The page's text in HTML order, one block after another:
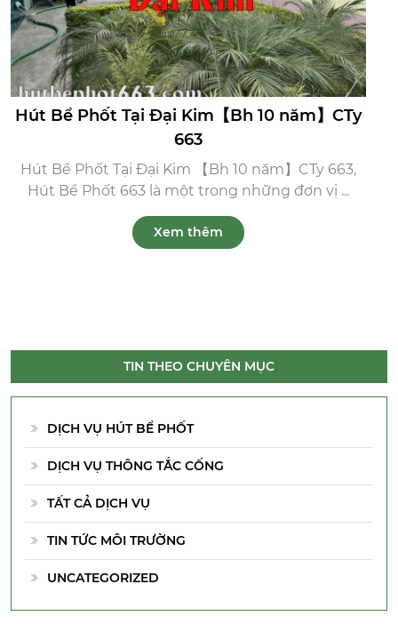
Hút Bể Phốt Tại Đại Kim【Bh 10 năm】CTy
663
Hút Bể Phốt Tại Đại Kim 【Bh 10 năm】CTy 663,
Hút Bể Phốt 663 là một trong những đơn vị ...
Xem thêm
TIN THEO CHUYÊN MỤC
DỊCH VỤ HÚT BỂ PHỐT
DỊCH VỤ THÔNG TẮC CỐNG
TẤT CẢ DỊCH VỤ
TIN TỨC MÔI TRƯỜNG
UNCATEGORIZED